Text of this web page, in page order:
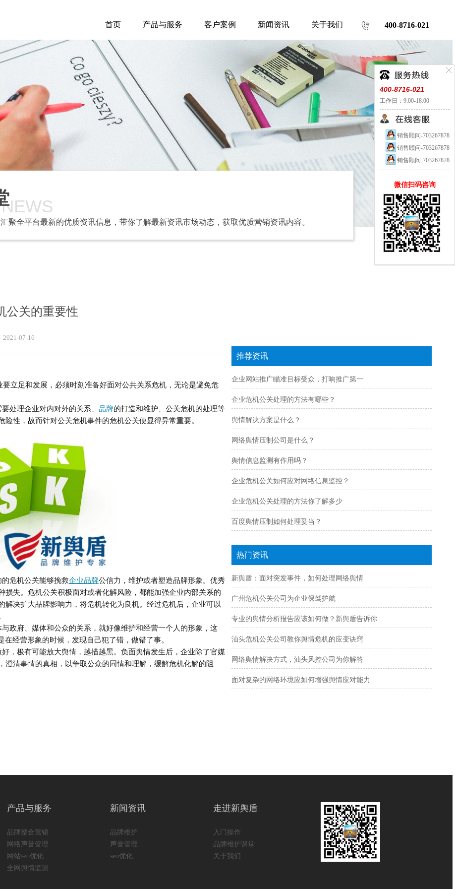
首页 产品与服务 客户案例 新闻资讯 关于我们 400-8716-021
聚全平台最新的优质资讯信息，带你了解最新资讯市场动态，获取优质营销资讯内容。
公关的重要性
2021-07-16
要立足和发展，必须时刻准备好面对公共关系危机，无论是避免危
处理企业对内对外的关系、 品牌的打造和维护、公关危机的处理等
性，故而针对公关危机事件的危机公关便显得异常重要。
危机公关能够挽救企业品牌公信力，维护或者塑造品牌形象。优秀
损失。 危机公关积极面对或者化解风险，都能加强企业内部关系的
解决扩大品牌影响力，将危机转化为良机。经过危机后，企业可以
政府、媒体和公众的关系，就好像维护和经营一个人的形象，这
经营形象的时候，发现自己犯了错，做错了事。
，极有可能放大舆情，越描越黑。 负面舆情发生后，企业除了官媒
清事情的真相，以争取公众的同情和理解，缓解危机化解的阻
推荐资讯
企业网站推广瞄准目标受众，打响推广第一
企业危机公关处理的方法有哪些？
舆情解决方案是什么？
网络舆情压制公司是什么？
舆情信息监测有作用吗？
企业危机公关如何应对网络信息监控？
企业危机公关处理的方法你了解多少
百度舆情压制如何处理妥当？
热门资讯
新舆盾：面对突发事件，如何处理网络舆情
广州危机公关公司为企业保驾护航
专业的舆情分析报告应该如何做？新舆盾告诉你
汕头危机公关公司教你舆情危机的应变诀窍
网络舆情解决方式，汕头风控公司为你解答
面对复杂的网络环境应如何增强舆情应对能力
产品与服务
品牌整合营销
网络声誉管理
网站seo优化
全网舆情监测
新闻资讯
品牌维护
声誉管理
seo优化
走进新舆盾
入门操作
品牌维护课堂
关于我们
400-8716-021
工作日：9:00-18:00
销售顾问-703267878
销售顾问-703267878
销售顾问-703267878
微信扫码咨询